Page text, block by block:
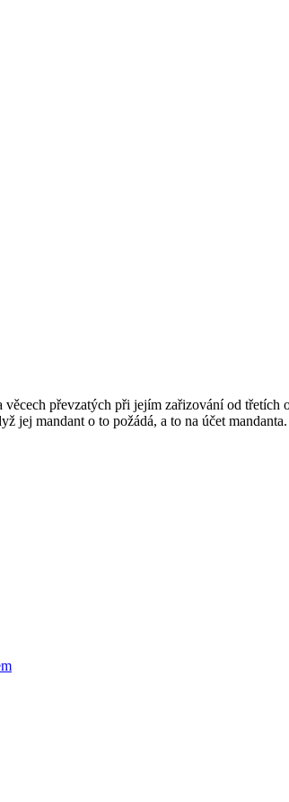
převzatých při jejím zařizování od
jej mandant o to požádá, a to na účet mandanta.